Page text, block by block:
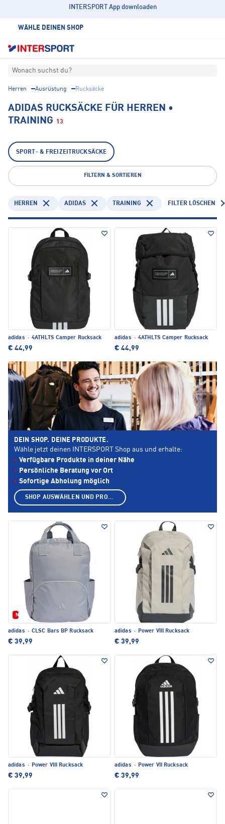
INTERSPORT App downloaden
WÄHLE DEINEN SHOP
Wonach suchst du?
Herren Ausrüstung Rucksäcke
ADIDAS RUCKSÄCKE FÜR HERREN •
TRAINING
13
SPORT- & FREIZEITRUCKSÄCKE
FILTERN & SORTIEREN
HERREN ADIDAS TRAINING FILTER LÖSCHEN
adidas · 4ATHLTS Camper Rucksack
€ 44,99
adidas · 4ATHLTS Camper Rucksack
€ 44,99
Neu
adidas · CLSC Bars BP Rucksack
€ 39,99
adidas · Power VIII Rucksack
€ 39,99
adidas · Power VIII Rucksack
€ 39,99
adidas · Power VII Rucksack
€ 39,99
DEIN SHOP. DEINE PRODUKTE.
Wähle jetzt deinen INTERSPORT Shop aus und erhalte:
Verfügbare Produkte in deiner Nähe
Persönliche Beratung vor Ort
Sofortige Abholung möglich
SHOP AUSWÄHLEN UND PRODUKTE ANZEIGEN